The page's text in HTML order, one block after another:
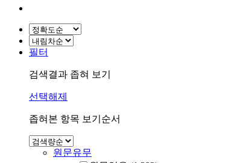
필터
검색결과 좁혀 보기
선택해제
좁혀본 항목 보기순서
원문유무